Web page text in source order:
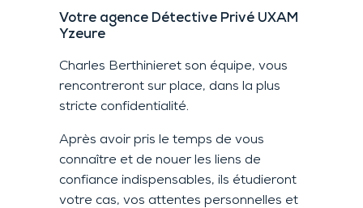
Votre agence Détective Privé UXAM
Yzeure
Charles Berthinieret son équipe, vous
rencontreront sur place, dans la plus
stricte confidentialité.
Après avoir pris le temps de vous
connaître et de nouer les liens de
confiance indispensables, ils étudieront
votre cas, vos attentes personnelles et